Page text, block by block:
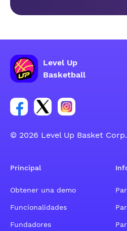
Level Up
Basketball
Enlace para el grupo social
Enlace para el grupo
Enlace para el
© 2026 Level Up Basket Corp.
Principal
Obtener una demo
Funcionalidades
Fundadores